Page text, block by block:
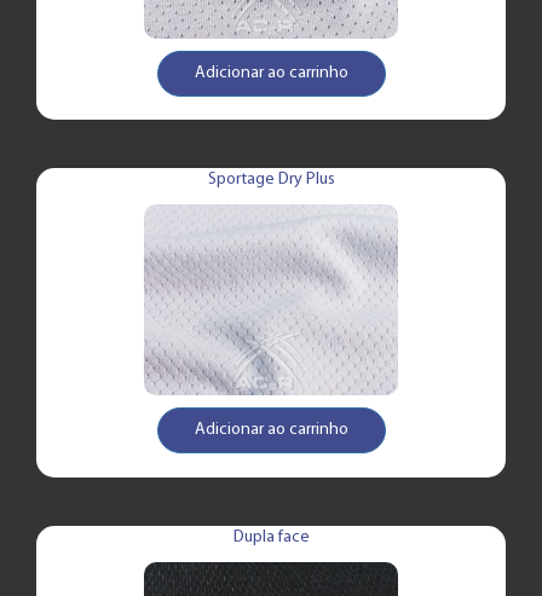
Adicionar ao carrinho
Sportage Dry Plus
Adicionar ao carrinho
Dupla face